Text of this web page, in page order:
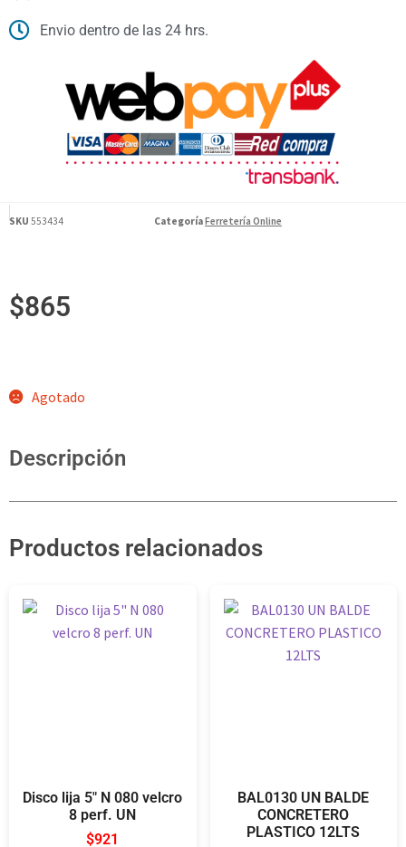
Envio dentro de las 24 hrs.
SKU 553434 CategoríaFerretería Online
$865
Agotado
Descripción
Productos relacionados
Disco lija 5″ N 080 velcro
8 perf. UN
$921
BAL0130 UN BALDE
CONCRETERO
PLASTICO 12LTS